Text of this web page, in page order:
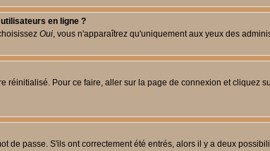
en ligne ?
Oui, vous n'apparaîtrez qu'uniquement aux yeux des
réinitialisé. Pour ce faire, aller sur la page de connexion et cliquez
de passe. S'ils ont correctement été entrés, alors il y a deux